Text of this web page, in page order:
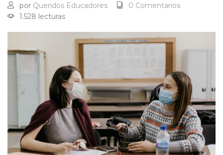
por Queridos Educadores
0 Comentarios
1.528 lecturas